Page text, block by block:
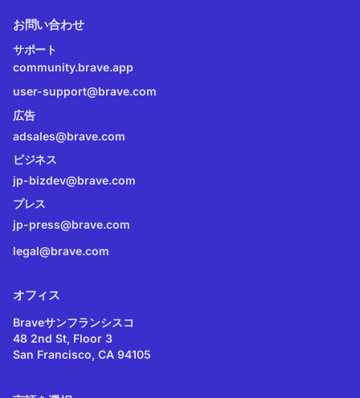
お問い合わせ
サポート
community.brave.app
user-support@brave.com
広告
adsales@brave.com
ビジネス
jp-bizdev@brave.com
プレス
jp-press@brave.com
legal@brave.com
オフィス
Braveサンフランシスコ
48 2nd St, Floor 3
San Francisco, CA 94105